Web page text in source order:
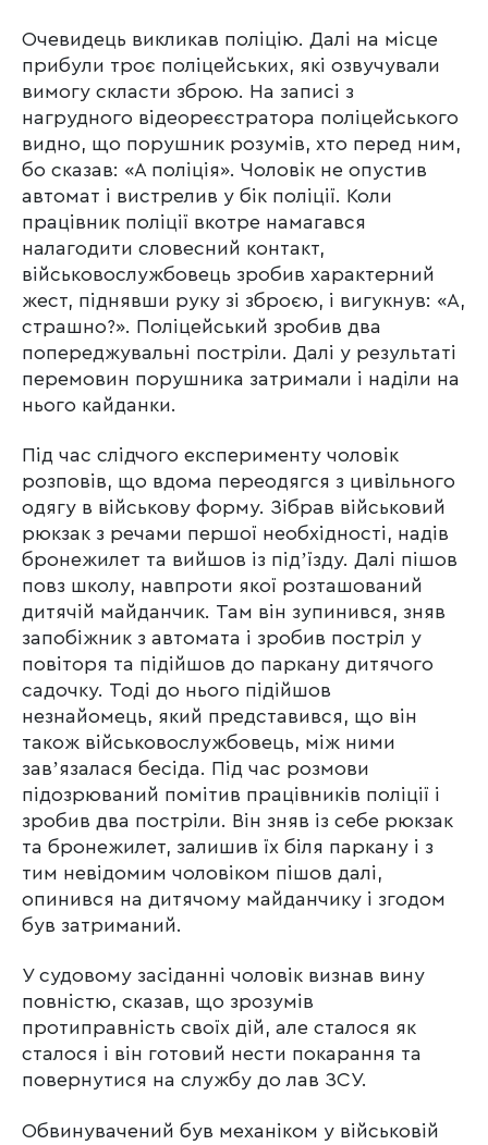
Очевидець викликав поліцію. Далі на місце
прибули троє поліцейських, які озвучували
вимогу скласти зброю. На записі з
нагрудного відеореєстратора поліцейського
видно, що порушник розумів, хто перед ним,
бо сказав: «А поліція». Чоловік не опустив
автомат і вистрелив у бік поліції. Коли
працівник поліції вкотре намагався
налагодити словесний контакт,
військовослужбовець зробив характерний
жест, піднявши руку зі зброєю, і вигукнув: «А,
страшно?». Поліцейський зробив два
попереджувальні постріли. Далі у результаті
перемовин порушника затримали і наділи на
нього кайданки.
Під час слідчого експерименту чоловік
розповів, що вдома переодягся з цивільного
одягу в військову форму. Зібрав військовий
рюкзак з речами першої необхідності, надів
бронежилет та вийшов із підʼїзду. Далі пішов
повз школу, навпроти якої розташований
дитячій майданчик. Там він зупинився, зняв
запобіжник з автомата і зробив постріл у
повіторя та підійшов до паркану дитячого
садочку. Тоді до нього підійшов
незнайомець, який представився, що він
також військовослужбовець, між ними
завʼязалася бесіда. Під час розмови
підозрюваний помітив працівників поліції і
зробив два постріли. Він зняв із себе рюкзак
та бронежилет, залишив їх біля паркану і з
тим невідомим чоловіком пішов далі,
опинився на дитячому майданчику і згодом
був затриманий.
У судовому засіданні чоловік визнав вину
повністю, сказав, що зрозумів
протиправність своїх дій, але сталося як
сталося і він готовий нести покарання та
повернутися на службу до лав ЗСУ.
Обвинувачений був механіком у військовій